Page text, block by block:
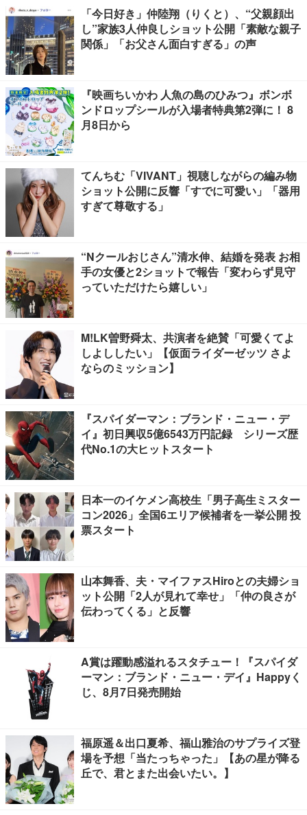
「今日好き」仲陸翔（りくと）、“父親顔出
し”家族3人仲良しショット公開「素敵な親子
関係」「お父さん面白すぎる」の声
『映画ちいかわ 人魚の島のひみつ』ボンボ
ンドロップシールが入場者特典第2弾に！ 8
月8日から
てんちむ「VIVANT」視聴しながらの編み物
ショット公開に反響「すでに可愛い」「器用
すぎて尊敬する」
“Nクールおじさん”清水伸、結婚を発表 お相
手の女優と2ショットで報告「変わらず見守
っていただけたら嬉しい」
M!LK曽野舜太、共演者を絶賛「可愛くてよ
しよししたい」【仮面ライダーゼッツ さよ
ならのミッション】
『スパイダーマン：ブランド・ニュー・デ
イ』初日興収5億6543万円記録 シリーズ歴
代No.1の大ヒットスタート
日本一のイケメン高校生「男子高生ミスター
コン2026」全国6エリア候補者を一挙公開 投
票スタート
山本舞香、夫・マイファスHiroとの夫婦ショ
ット公開「2人が見れて幸せ」「仲の良さが
伝わってくる」と反響
A賞は躍動感溢れるスタチュー！『スパイダ
ーマン：ブランド・ニュー・デイ』Happyく
じ、8月7日発売開始
福原遥＆出口夏希、福山雅治のサプライズ登
場を予想「当たっちゃった」【あの星が降る
丘で、君とまた出会いたい。】